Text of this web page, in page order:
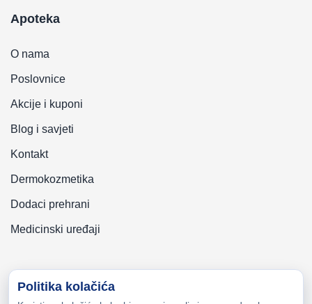
Apoteka
O nama
Poslovnice
Akcije i kuponi
Blog i savjeti
Kontakt
Dermokozmetika
Dodaci prehrani
Medicinski uređaji
Politika kolačića